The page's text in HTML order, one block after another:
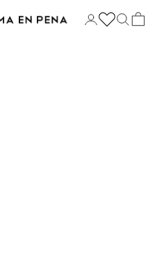
Pena
Connexion Panier